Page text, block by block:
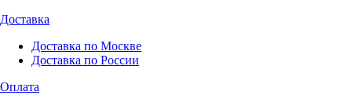
Доставка
Доставка по Москве
Доставка по России
Оплата